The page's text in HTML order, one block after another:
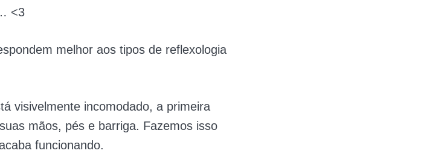
<3
melhor aos tipos de reflexologia
visivelmente incomodado, a primeira
mãos, pés e barriga. Fazemos isso
funcionando.